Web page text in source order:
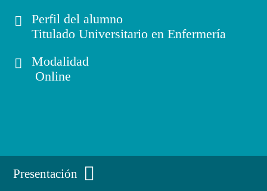
Perfil del alumno
Titulado Universitario en Enfermería
Modalidad
Online
Presentación